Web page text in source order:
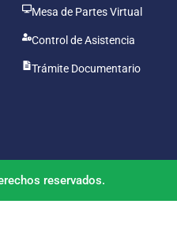
Mesa de Partes Virtual
Control de Asistencia
Trámite Documentario
reservados.